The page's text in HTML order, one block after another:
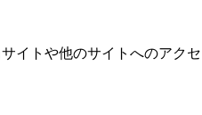
イトや他のサイトへのアク